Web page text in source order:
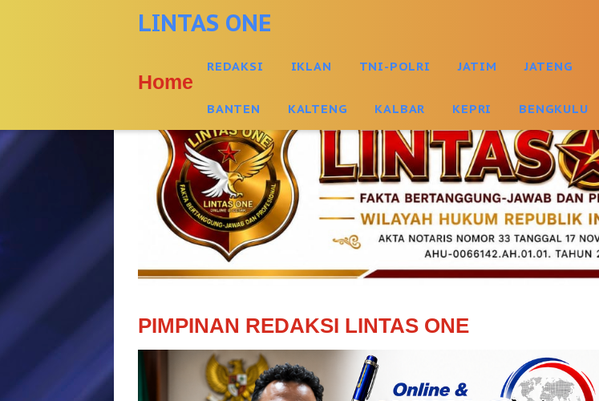
LINTAS ONE
Home
REDAKSI IKLAN TNI-POLRI JATIM JATENG
BANTEN KALTENG KALBAR KEPRI BENGKULU
PIMPINAN REDAKSI LINTAS ONE